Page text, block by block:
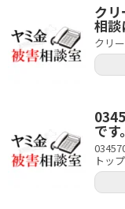
ク
相談
クリ
で
トッ